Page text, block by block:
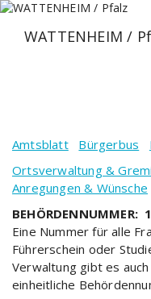
Zum
springenWATTENHEIM /
Amtsblatt Bürgerbus
Ortsverwaltung &
Anregungen & Wünsche
BEHÖRDENNUMMER:
Eine Nummer für alle
Führerschein oder
Verwaltung gibt es
einheitliche